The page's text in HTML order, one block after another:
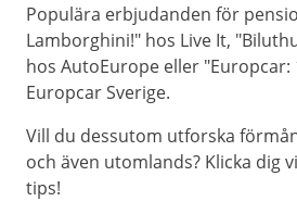
Populära erbjudanden för
Lamborghini!" hos Live It,
hos AutoEurope eller
Europcar Sverige.
Vill du dessutom utforska
och även utomlands? Klicka dig
tips!